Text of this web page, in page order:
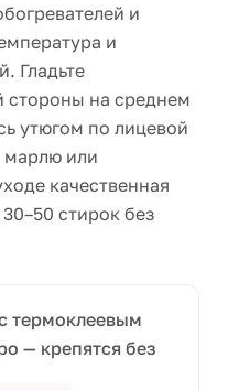
и
и
Гладьте
стороны на среднем
утюгом по лицевой
марлю или
качественная
стирок без
термоклеевым
— крепятся без